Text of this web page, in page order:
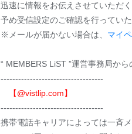
迅速に情報をお伝えさせていただ
予め受信設定のご確認を行ってい
※メールが届かない場合は、 マイ
“ MEMBERS LiST ”運営事務局か
-----------------------------------
【@vistlip.com】
-----------------------------------
携帯電話キャリアによっては一斉